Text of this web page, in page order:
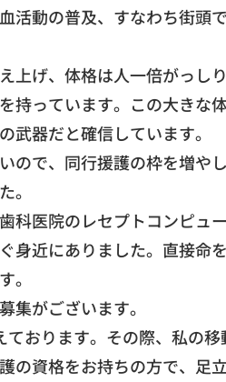
活動の普及、 すなわち街頭
上げ、 体格は人一倍がっし
持っています。 この大きな
武器だと確信しています。
ので、 同行援護の枠を増や
。
歯科医院のレセプトコンピュー
身近にありました。 直接命
。
集がございます。
おります。 その際、 私の移
の資格をお持ちの方で、 足